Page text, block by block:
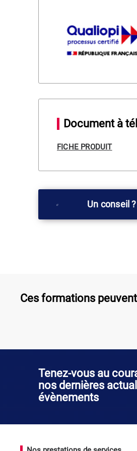
Document à
FICHE PRODUIT
Un conseil
Ces formations
Tenez-vous au
nos dernières
évènements